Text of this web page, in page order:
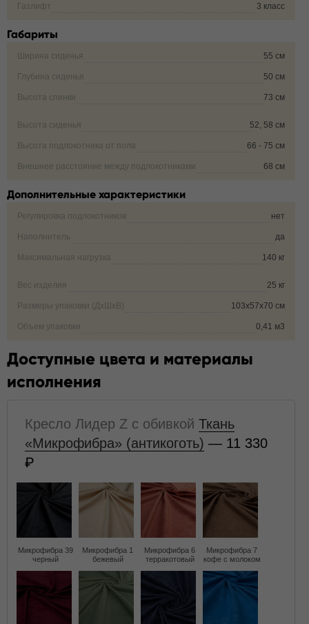
Газлифт 3 класс
Габариты
Ширина сиденья 55 см
Глубина сиденья 50 см
Высота спинки 73 см
Высота сиденья 52, 58 см
Высота подлокотника от пола 66 - 75 см
Внешнее расстояние между подлокотниками 68 см
Дополнительные характеристики
Регулировка подлокотников нет
Наполнитель да
Максимальная нагрузка 140 кг
Вес изделия 25 кг
Размеры упаковки (ДxШxВ) 103x57x70 см
Объем упаковки 0,41 м3
Доступные цвета и материалы
исполнения
Кресло Лидер Z с обивкой Ткань
«Микрофибра» (антикоготь) — 11 330
Микрофибра 39
черный
Микрофибра 1
бежевый
Микрофибра 6
терракотовый
Микрофибра 7
кофе с молоком